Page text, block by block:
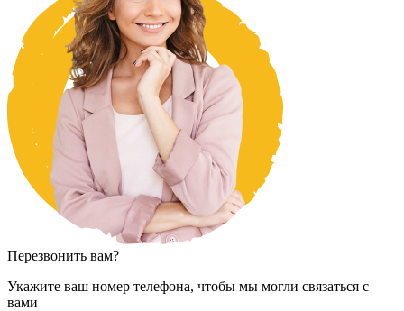
Перезвонить вам?
Укажите ваш номер телефона, чтобы мы могли связаться с
вами